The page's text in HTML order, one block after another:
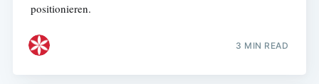
positionieren.
3 MIN READ